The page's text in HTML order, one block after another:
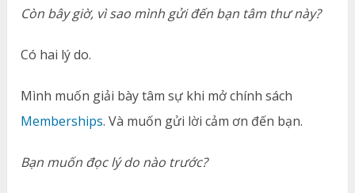
Còn bây giờ, vì sao mình gửi đến bạn tâm thư này?
Có hai lý do.
Mình muốn giải bày tâm sự khi mở chính sách
Memberships. Và muốn gửi lời cảm ơn đến bạn.
Bạn muốn đọc lý do nào trước?